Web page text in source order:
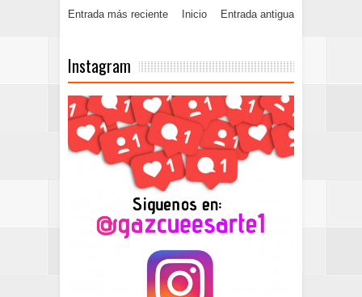
Entrada más reciente Entrada antigua
Inicio
Instagram